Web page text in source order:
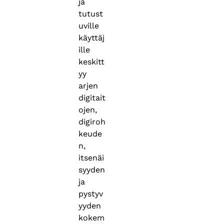
tutust
uville
käyttäj
ille
keskitt
yy
arjen
digitait
ojen,
digiroh
keude
n,
itsenäi
syyden
ja
pystyv
yyden
kokem